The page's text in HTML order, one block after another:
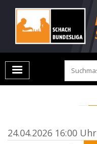
24.04.2026 16:00 Uhr